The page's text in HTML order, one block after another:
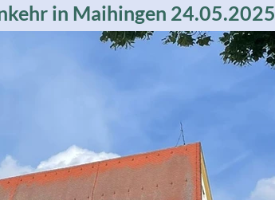
in Maihingen 24.05.2025